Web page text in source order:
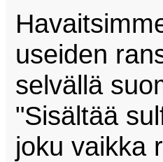
useiden
selvällä
"Sisältää
joku vaikka